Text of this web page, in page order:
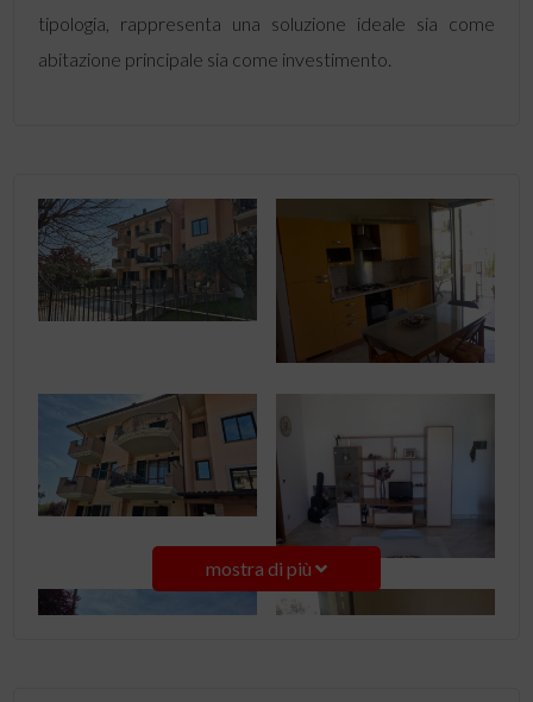
tipologia, rappresenta una soluzione ideale sia come
abitazione principale sia come investimento.
mostra di più